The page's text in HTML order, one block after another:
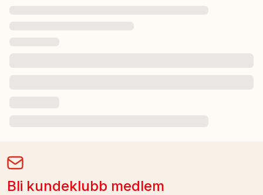
Bli kundeklubb medlem